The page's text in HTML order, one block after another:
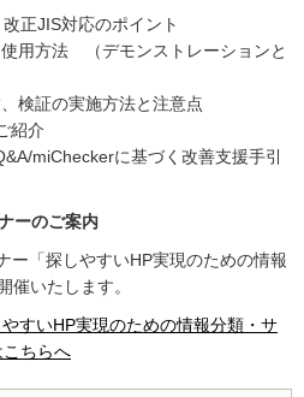
正JIS対応のポイント
用方法 （デモンストレーションと
検証の実施方法と注意点
紹介
miCheckerに基づく改善支援手引
ーのご案内
ー「探しやすいHP実現のための情報
催いたします。
すいHP実現のための情報分類・サ
ちらへ